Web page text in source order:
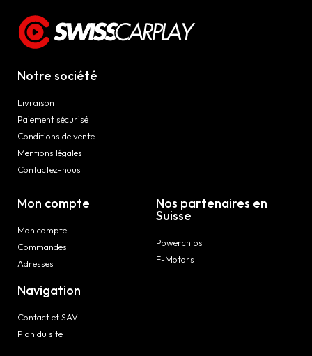
Notre société
Livraison
Paiement sécurisé
Conditions de vente
Mentions légales
Contactez-nous
Mon compte
Mon compte
Commandes
Adresses
Navigation
Contact et SAV
Plan du site
Nos partenaires en
Suisse
Powerchips
F-Motors